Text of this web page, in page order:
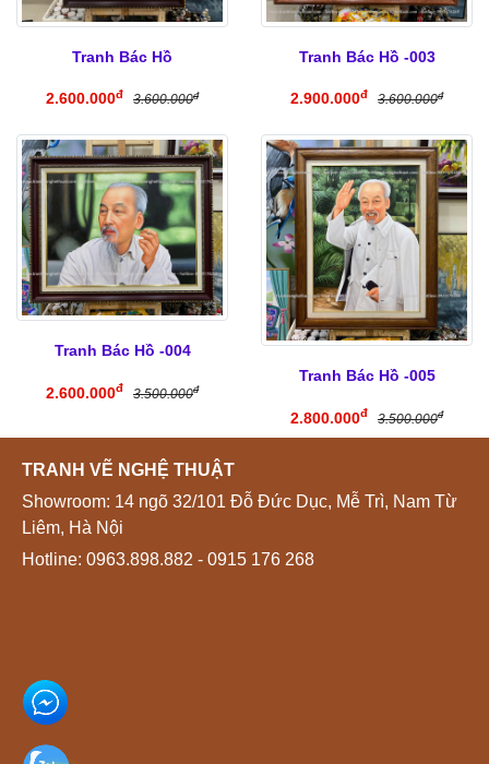
Tranh Bác Hồ
2.600.000đ 3.600.000đ
Tranh Bác Hồ -003
2.900.000đ 3.600.000đ
Tranh Bác Hồ -004
2.600.000đ 3.500.000đ
Tranh Bác Hồ -005
2.800.000đ 3.500.000đ
TRANH VẼ NGHỆ THUẬT
Showroom: 14 ngõ 32/101 Đỗ Đức Dục, Mễ Trì, Nam Từ
Liêm, Hà Nội
Hotline: 0963.898.882 - 0915 176 268